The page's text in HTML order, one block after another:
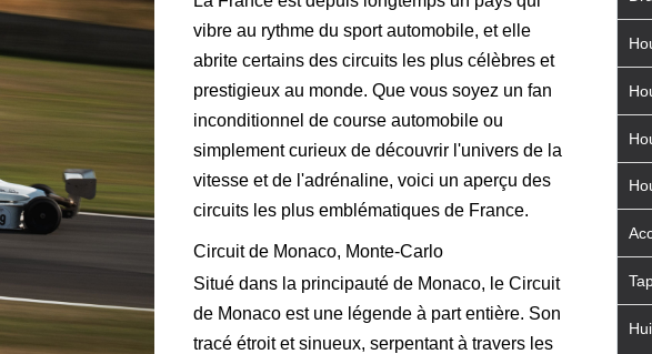
vibre au rythme du sport automobile, et elle
abrite certains des circuits les plus célèbres et
prestigieux au monde. Que vous soyez un fan
inconditionnel de course automobile ou
simplement curieux de découvrir l'univers de la
vitesse et de l'adrénaline, voici un aperçu des
circuits les plus emblématiques de France.
Circuit de Monaco, Monte-Carlo
Situé dans la principauté de Monaco, le Circuit
de Monaco est une légende à part entière. Son
tracé étroit et sinueux, serpentant à travers les